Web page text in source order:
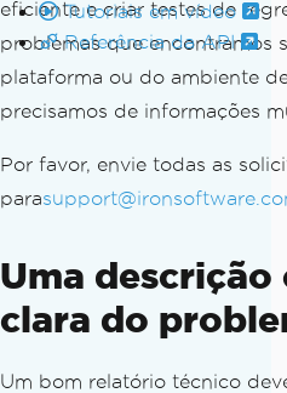
Tutoriais em vídeo
Referência da API
eficiente e criar testes de
problemas que encontramos
plataforma ou do ambiente
precisamos de informações
Por favor, envie todas as
para
Uma descrição
clara do
Um bom relatório técnico